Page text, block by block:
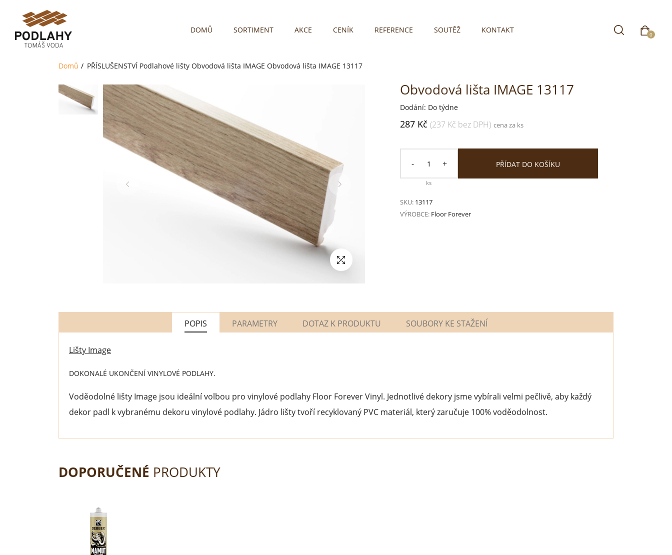
DOMŮ SORTIMENT AKCE CENÍK REFERENCE SOUTĚŽ KONTAKT 0
Domů PŘÍSLUŠENSTVÍ Podlahové lišty Obvodová lišta IMAGE Obvodová lišta IMAGE 13117
Obvodová lišta IMAGE 13117
Dodání: Do týdne
287 Kč (237 Kč bez DPH) cena za ks
- +
ks
PŘÍDAT DO KOŠÍKU
SKU: 13117
VÝROBCE: Floor Forever
POPIS PARAMETRY DOTAZ K PRODUKTU SOUBORY KE STAŽENÍ
Lišty Image
DOKONALÉ UKONČENÍ VINYLOVÉ PODLAHY.
Voděodolné lišty Image jsou ideální volbou pro vinylové podlahy Floor Forever Vinyl. Jednotlivé dekory jsme vybírali velmi pečlivě, aby každý
dekor padl k vybranému dekoru vinylové podlahy. Jádro lišty tvoří recyklovaný PVC materiál, který zaručuje 100% voděodolnost.
DOPORUČENÉ PRODUKTY